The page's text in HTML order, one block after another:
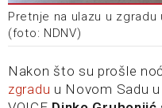
Pretnje na ulazu u zgradu
(foto: NDNV)
Nakon što su prošle
zgradu u Novom Sadu